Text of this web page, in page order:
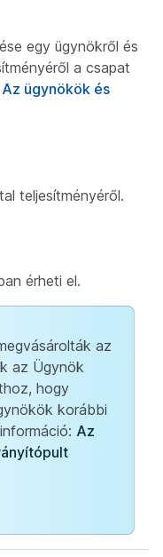
egy ügynökről és
a csapat
Az ügynökök és
teljesítményéről.
érheti el.
az
az Ügynök
hogy
korábbi
Az